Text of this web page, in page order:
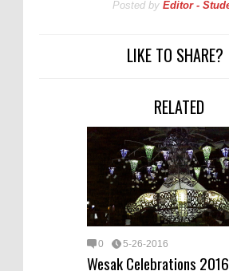
Posted by Editor -
LIKE TO SHARE?
RELATED
0 5-26-2016
Wesak Celebrations 2016